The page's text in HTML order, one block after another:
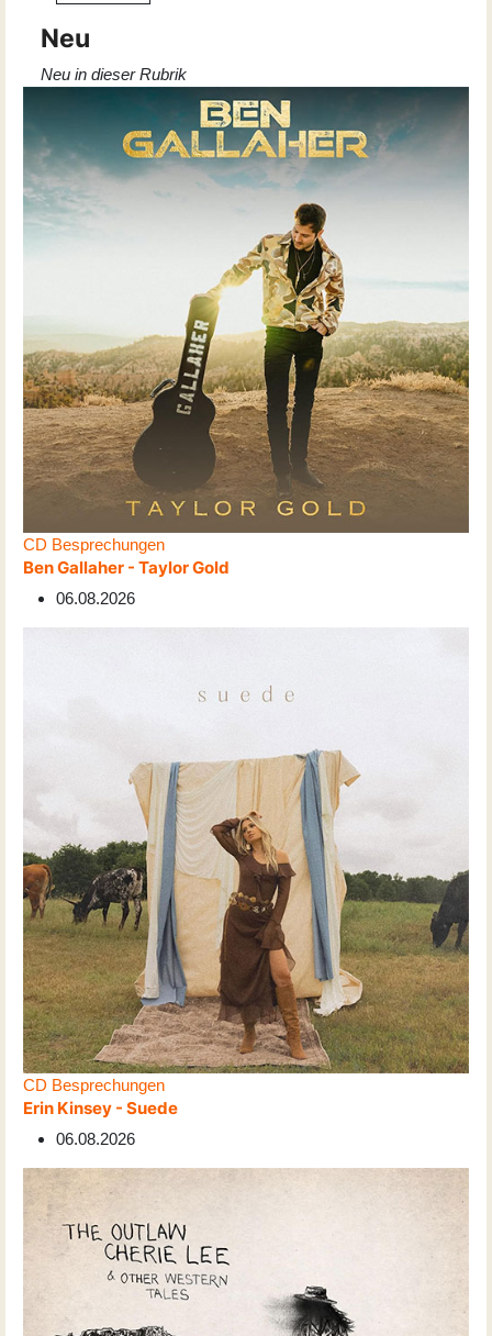
Neu
Neu in dieser Rubrik
CD Besprechungen
Ben Gallaher - Taylor Gold
06.08.2026
CD Besprechungen
Erin Kinsey - Suede
06.08.2026